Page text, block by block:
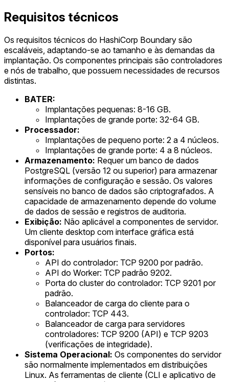
Requisitos técnicos
Os requisitos técnicos do HashiCorp Boundary são
escaláveis, adaptando-se ao tamanho e às demandas da
implantação. Os componentes principais são controladores
e nós de trabalho, que possuem necessidades de recursos
distintas.
BATER:
Implantações pequenas: 8-16 GB.
Implantações de grande porte: 32-64 GB.
Processador:
Implantações de pequeno porte: 2 a 4 núcleos.
Implantações de grande porte: 4 a 8 núcleos.
Armazenamento: Requer um banco de dados
PostgreSQL (versão 12 ou superior) para armazenar
informações de configuração e sessão. Os valores
sensíveis no banco de dados são criptografados. A
capacidade de armazenamento depende do volume
de dados de sessão e registros de auditoria.
Exibição: Não aplicável a componentes de servidor.
Um cliente desktop com interface gráfica está
disponível para usuários finais.
Portos:
API do controlador: TCP 9200 por padrão.
API do Worker: TCP padrão 9202.
Porta do cluster do controlador: TCP 9201 por
padrão.
Balanceador de carga do cliente para o
controlador: TCP 443.
Balanceador de carga para servidores
controladores: TCP 9200 (API) e TCP 9203
(verificações de integridade).
Sistema Operacional: Os componentes do servidor
são normalmente implementados em distribuições
Linux. As ferramentas de cliente (CLI e aplicativo de